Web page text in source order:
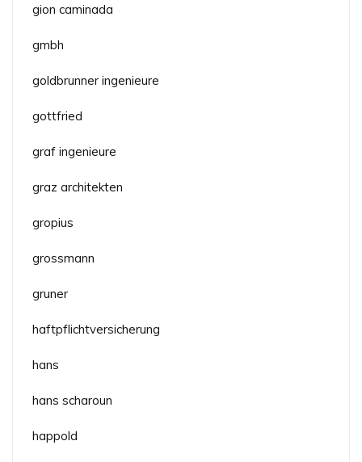
gion caminada
gmbh
goldbrunner ingenieure
gottfried
graf ingenieure
graz architekten
gropius
grossmann
gruner
haftpflichtversicherung
hans
hans scharoun
happold